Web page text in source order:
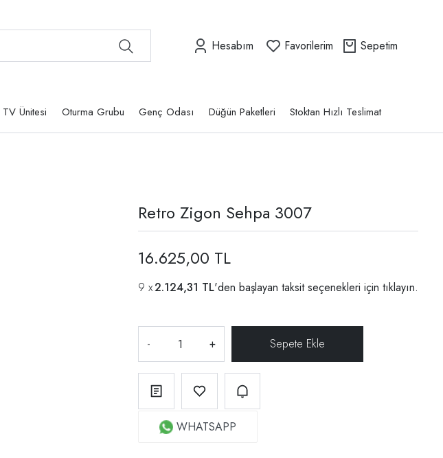
Hesabım Favorilerim Sepetim
TV Ünitesi Oturma Grubu Genç Odası Düğün Paketleri Stoktan Hızlı Teslimat
Retro Zigon Sehpa 3007
16.625,00 TL
2.124,31 TL'den başlayan taksit seçenekleri için tıklayın.
- +
WHATSAPP